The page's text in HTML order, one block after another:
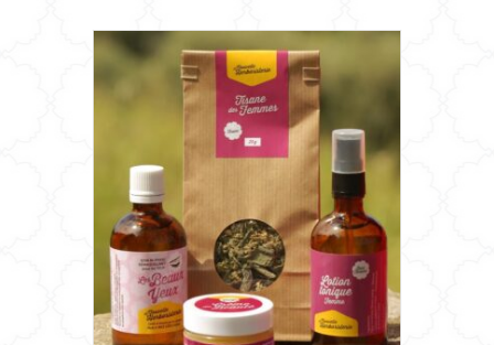
à
52,50 €